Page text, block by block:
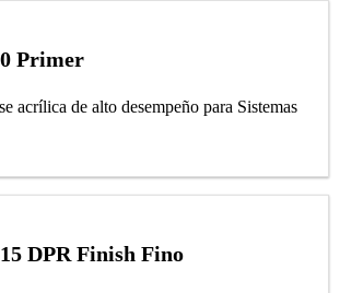
Primer
acrílica de alto desempeño para Sistemas
DPR Finish Fino